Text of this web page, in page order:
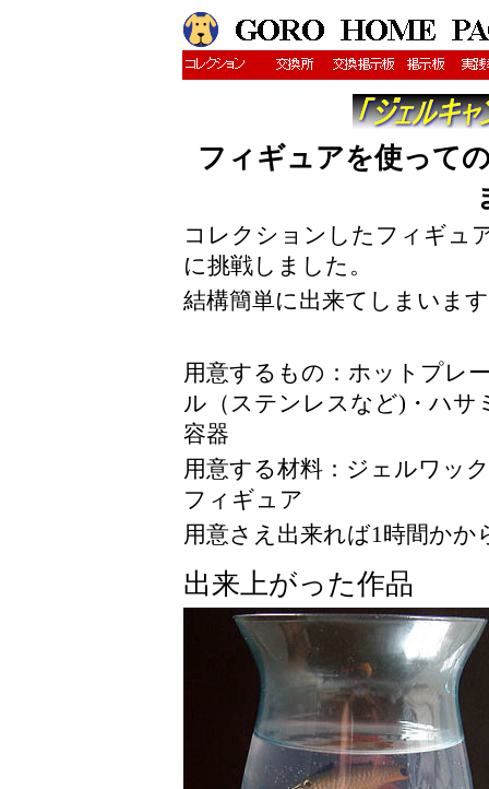
フィギュアを使って
コレクションしたフィギュ
に挑戦しました。
結構簡単に出来てしまいま
用意するもの：ホットプレ
ル（ステンレスなど)・ハサ
容器
用意する材料：ジェルワッ
フィギュア
用意さえ出来れば1時間か
出来上がった作品